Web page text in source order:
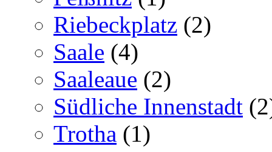
Riebeckplatz (2)
Saale (4)
Saaleaue (2)
Südliche Innenstadt
Trotha (1)